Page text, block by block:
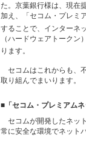
た。京葉銀行様は、現在
加え、「セコム・プレミ
することで、インターネ
（ハードウェアトークン
ります。
セコムはこれからも、
取り組んでまいります。
■「セコム・プレミアムネ
セコムが開発したネッ
常に安全な環境でネット